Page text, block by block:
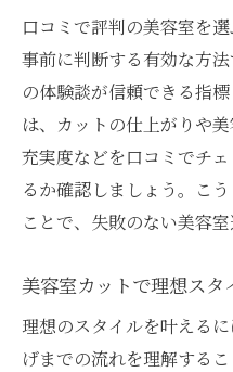
口コミで評判の美容室を
事前に判断する有効な方
の体験談が信頼できる指
は、カットの仕上がりや
充実度などを口コミでチ
るか確認しましょう。こ
ことで、失敗のない美容室
美容室カットで理想スタ
理想のスタイルを叶える
げまでの流れを理解する